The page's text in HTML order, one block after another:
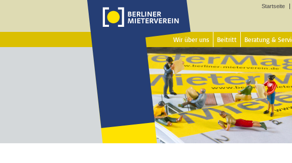
Startseite
Wir über uns Beitritt Beratung &